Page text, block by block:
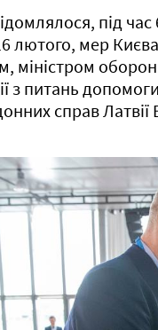
під
лютого, мер
міністром
з питань
справ